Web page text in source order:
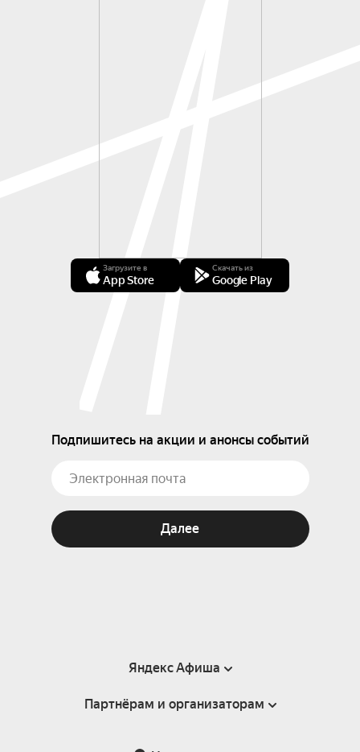
Загрузите в
App Store
Скачать из
Google Play
Подпишитесь на акции и анонсы событий
Далее
Яндекс Афиша
Справка
Партнёрам и организаторам